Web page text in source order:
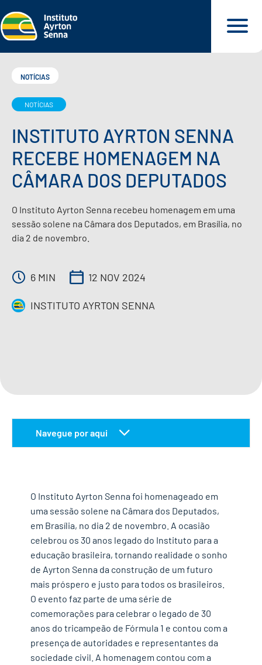
QUEM SOMOS
O QUE DEFENDEMOS
PARA VOCÊ
NOTÍCIAS
NOTÍCIAS
INSTITUTO AYRTON SENNA
RECEBE HOMENAGEM NA
CÂMARA DOS DEPUTADOS
O Instituto Ayrton Senna recebeu homenagem em uma
sessão solene na Câmara dos Deputados, em Brasília, no
dia 2 de novembro.
6 MIN 12 NOV 2024
INSTITUTO AYRTON SENNA
Navegue por aqui
vidas transformadas
reconhecimentos
O Instituto Ayrton Senna foi homenageado em
uma sessão solene na Câmara dos Deputados,
em Brasília, no dia 2 de novembro. A ocasião
celebrou os 30 anos legado do Instituto para a
educação brasileira, tornando realidade o sonho
de Ayrton Senna da construção de um futuro
mais próspero e justo para todos os brasileiros.
O evento faz parte de uma série de
comemorações para celebrar o legado de 30
anos do tricampeão de Fórmula 1 e contou com a
presença de autoridades e representantes da
sociedade civil. A homenagem contou com a